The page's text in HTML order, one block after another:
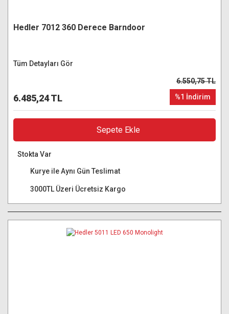
Hedler 7012 360 Derece Barndoor
Tüm Detayları Gör
6.485,24 TL
6.550,75 TL
%1 İndirim
Sepete Ekle
Stokta Var
Kurye ile Aynı Gün Teslimat
3000TL Üzeri Ücretsiz Kargo